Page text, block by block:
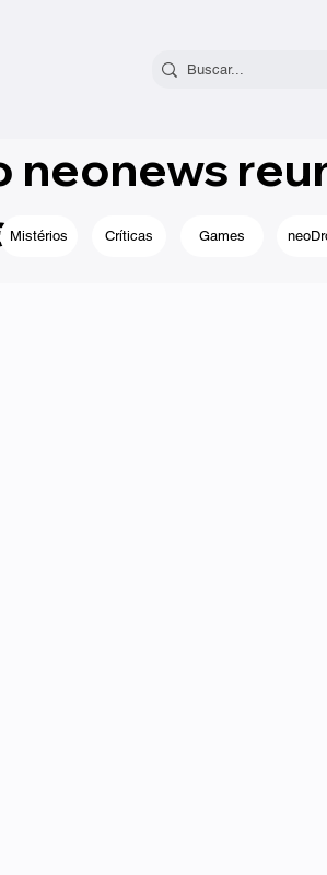
neonews
Mistérios Críticas Games